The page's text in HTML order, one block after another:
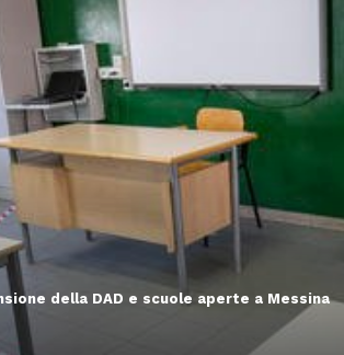
della DAD e scuole aperte a Messina